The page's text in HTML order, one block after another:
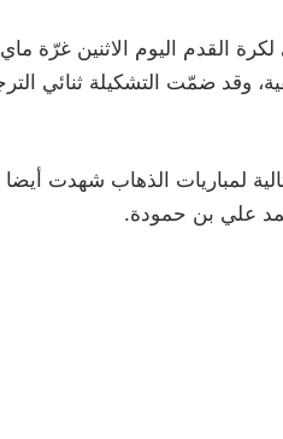
وقد ضمّت التشكيلة ثنائي
لمباريات الذهاب شهدت
علي بن حمودة.